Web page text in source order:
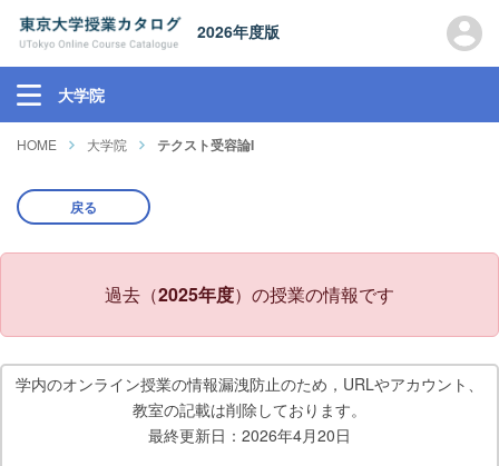
2026年度版
大学院
HOME 大学院 テクスト受容論I
戻る
過去（2025年度）の授業の情報です
学内のオンライン授業の情報漏洩防止のため，URLやアカウント、
教室の記載は削除しております。
最終更新日：2026年4月20日